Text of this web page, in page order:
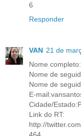
6
Responder
VAN 21 de
Nome
Nome de
Nome de
E-
Cidade/
Link do RT:
http://